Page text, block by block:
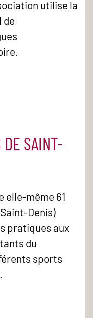
utilise la
de
DE SAINT-
elle-même 61
Denis)
pratiques aux
du
sports